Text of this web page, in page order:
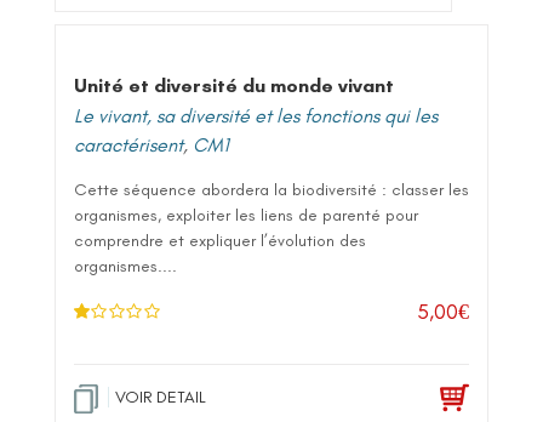
Unité et diversité du monde vivant
Le vivant, sa diversité et les fonctions qui les
caractérisent, CM1
Cette séquence abordera la biodiversité : classer les
organismes, exploiter les liens de parenté pour
comprendre et expliquer l’évolution des
organismes....
.0
5,00€
VOIR DETAIL